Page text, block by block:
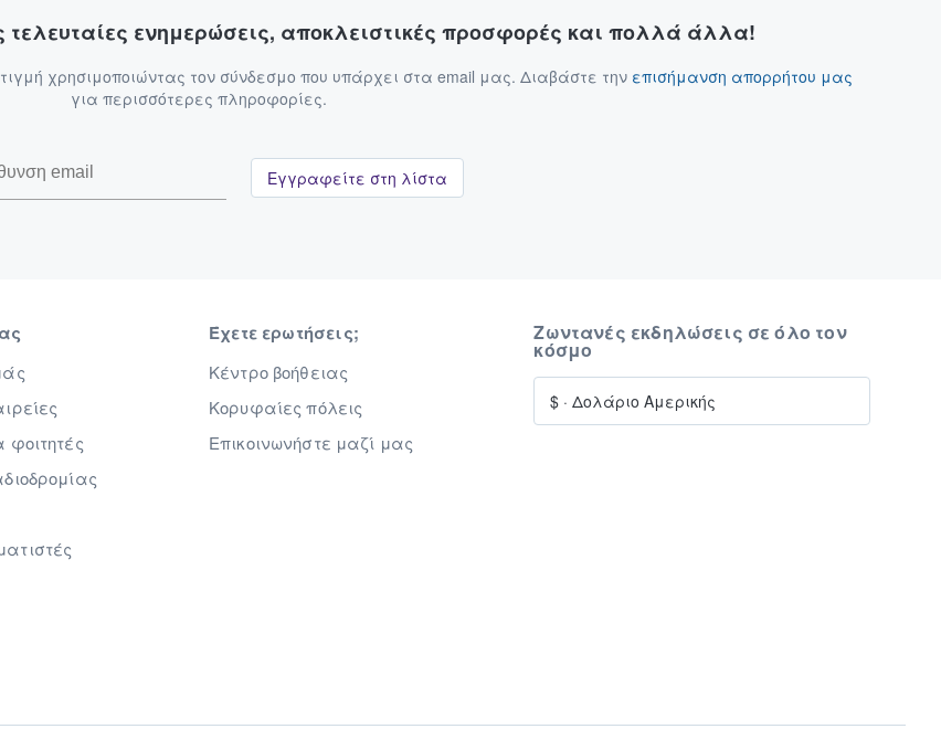
ενημερώσεις, αποκλειστικές προσφορές και πολλά άλλα!
χρησιμοποιώντας τον σύνδεσμο που υπάρχει στα email μας. Διαβάστε την επισήμανση απορρήτου μας
για περισσότερες πληροφορίες.
Εγγραφείτε στη λίστα
φοιτητές
Έχετε ερωτήσεις;
Κέντρο βοήθειας
Κορυφαίες πόλεις
Επικοινωνήστε μαζί μας
Ζωντανές εκδηλώσεις σε όλο τον
κόσμο
$ ·Δολάριο Αμερικής